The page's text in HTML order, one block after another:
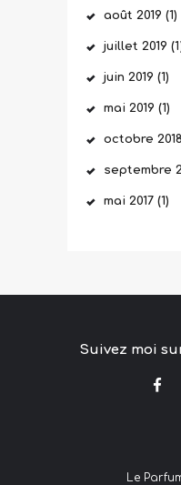
août 2019 (1)
juillet2019
juin 2019 (1)
mai 2019 (1)
octobre2018
septembre
mai 2017 (1)
Suivez moi
Le